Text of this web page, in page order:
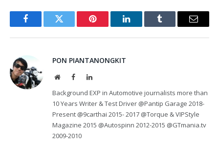
FacebookTwitter Pinterest LinkedInTumblr Email
PON PIANTANONGKIT
WebsiteFacebookLinkedIn
Background EXP in Automotive journalists more than
10 Years Writer & Test Driver @Pantip Garage 2018-
Present @9carthai 2015- 2017 @Torque & VIPStyle
Magazine 2015 @Autospinn 2012-2015 @GTmania.tv
2009-2010